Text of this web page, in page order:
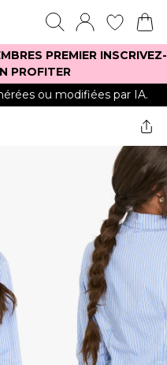
PREMIER INSCRIVEZ-
PROFITER
ou modifiées par IA.